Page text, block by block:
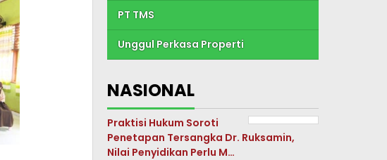
PT TMS
Unggul Perkasa Properti
NASIONAL
Praktisi Hukum Soroti
Penetapan Tersangka Dr. Ruksamin,
Nilai Penyidikan Perlu M…